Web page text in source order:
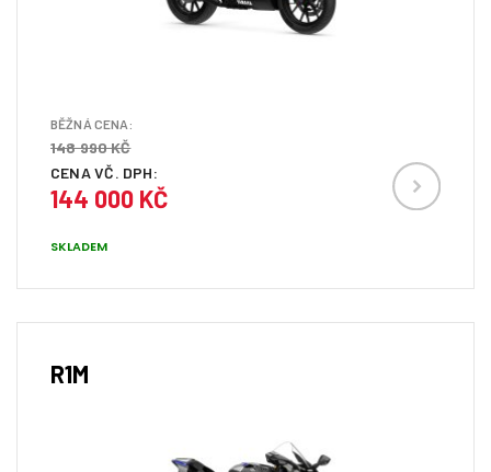
BĚŽNÁ CENA:
148 990 KČ
CENA VČ. DPH:
144 000 KČ
SKLADEM
R1M